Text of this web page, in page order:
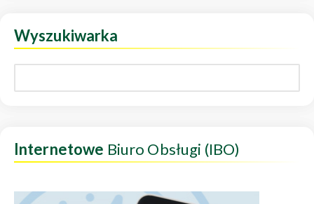
Wyszukiwarka
Internetowe Biuro Obsługi (IBO)